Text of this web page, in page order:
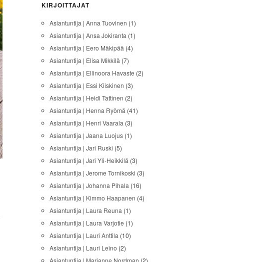
KIRJOITTAJAT
Asiantuntija | Anna Tuovinen (1)
Asiantuntija | Ansa Jokiranta (1)
Asiantuntija | Eero Mäkipää (4)
Asiantuntija | Elisa Mikkilä (7)
Asiantuntija | Ellinoora Havaste (2)
Asiantuntija | Essi Kiiskinen (3)
Asiantuntija | Heidi Tattinen (2)
Asiantuntija | Henna Ryömä (41)
Asiantuntija | Henri Vaarala (3)
Asiantuntija | Jaana Luojus (1)
Asiantuntija | Jari Ruski (5)
Asiantuntija | Jari Yli-Heikkilä (3)
Asiantuntija | Jerome Tornikoski (3)
Asiantuntija | Johanna Pihala (16)
Asiantuntija | Kimmo Haapanen (4)
Asiantuntija | Laura Reuna (1)
Asiantuntija | Laura Varjotie (1)
Asiantuntija | Lauri Anttila (10)
Asiantuntija | Lauri Leino (2)